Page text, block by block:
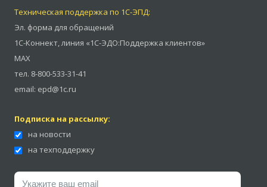
Техническая поддержка по 1С-ЭПД:
Эл. форма для обращений
1С-Коннект,линия «1С-ЭДО:Поддержка клиентов»
MAX
тел. 8-800-533-31-41
email: epd@1c.ru
Подписка на рассылку:
на новости
на техподдержку